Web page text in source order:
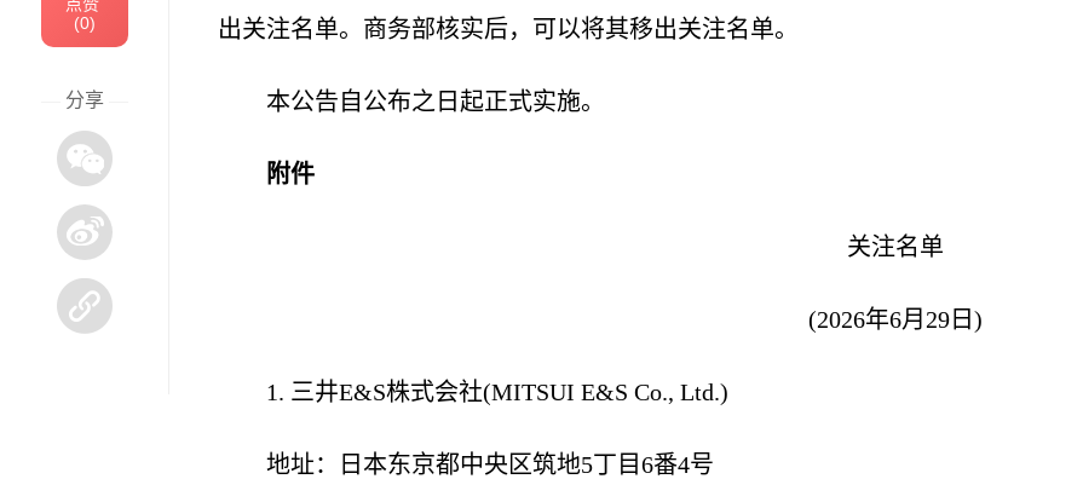
(0)
分享
出关注名单。商务部核实后，可以将其移出关注名单。
本公告自公布之日起正式实施。
附件
关注名单
(2026年6月29日)
1. 三井E&S株式会社(MITSUI E&S Co., Ltd.)
地址：日本东京都中央区筑地5丁目6番4号